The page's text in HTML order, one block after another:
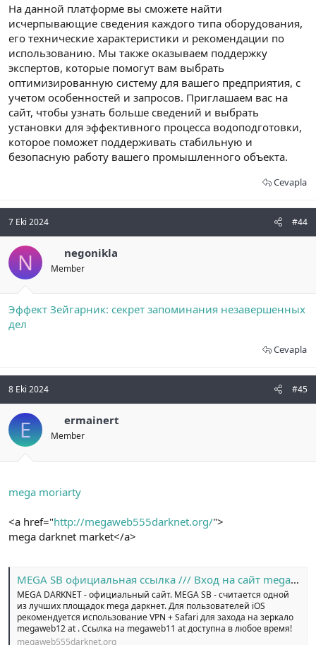
На данной платформе вы сможете найти
исчерпывающие сведения каждого типа оборудования,
его технические характеристики и рекомендации по
использованию. Мы также оказываем поддержку
экспертов, которые помогут вам выбрать
оптимизированную систему для вашего предприятия, с
учетом особенностей и запросов. Приглашаем вас на
сайт, чтобы узнать больше сведений и выбрать
установки для эффективного процесса водоподготовки,
которое поможет поддерживать стабильную и
безопасную работу вашего промышленного объекта.
Cevapla
7 Eki 2024 #44
N negonikla
Member
Эффект Зейгарник: секрет запоминания незавершенных
дел
Cevapla
8 Eki 2024 #45
E ermainert
Member
mega moriarty
<a href="http://megaweb555darknet.org/">
mega darknet market</a>
MEGA SB официальная ссылка /// Вход на сайт megaweb14 at
MEGA DARKNET - официальный сайт. MEGA SB - считается одной
из лучших площадок mega даркнет. Для пользователей iOS
рекомендуется использование VPN + Safari для захода на зеркало
megaweb12 at . Ссылка на megaweb11 at доступна в любое время!
megaweb555darknet.org